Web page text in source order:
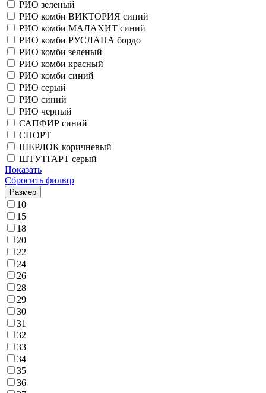
РИО зеленый
РИО комби ВИКТОРИЯ синий
РИО комби МАЛАХИТ синий
РИО комби РУСЛАНА бордо
РИО комби зеленый
РИО комби красный
РИО комби синий
РИО серый
РИО синий
РИО черный
САПФИР синий
СПОРТ
ШЕРЛОК коричневый
ШТУТГАРТ серый
Показать
Сбросить фильтр
Размер
10
15
18
20
22
24
26
28
29
30
31
32
33
34
35
36